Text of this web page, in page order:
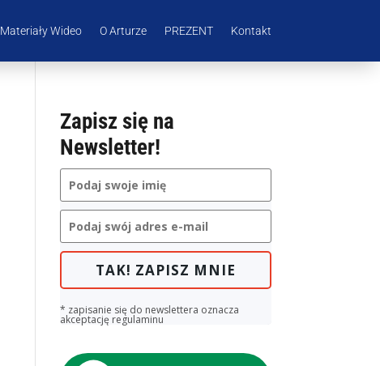
Materiały Wideo O Arturze PREZENT Kontakt
Zapisz się na
Newsletter!
TAK! ZAPISZ MNIE
* zapisanie się do newslettera oznacza
akceptację regulaminu